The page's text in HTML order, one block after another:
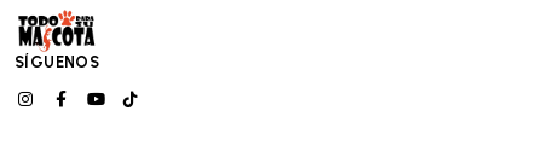
SÍGUENOS